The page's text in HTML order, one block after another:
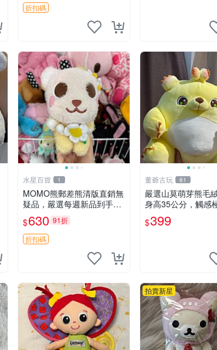
折扣碼
水星百貨 1
MOMO熊郵差熊清版直銷無
疑品，嚴選每週新品到手。
紅薯啵啵鮮果間 郵差熊 清
版 紅薯啵啵間
$630 91折
折扣碼
董爺古玩 61
嚴選山莫萌芽熊毛
身高35公分，觸感
收藏 萌芽熊 毛絨玩
玩偶
$399
拍賣新星